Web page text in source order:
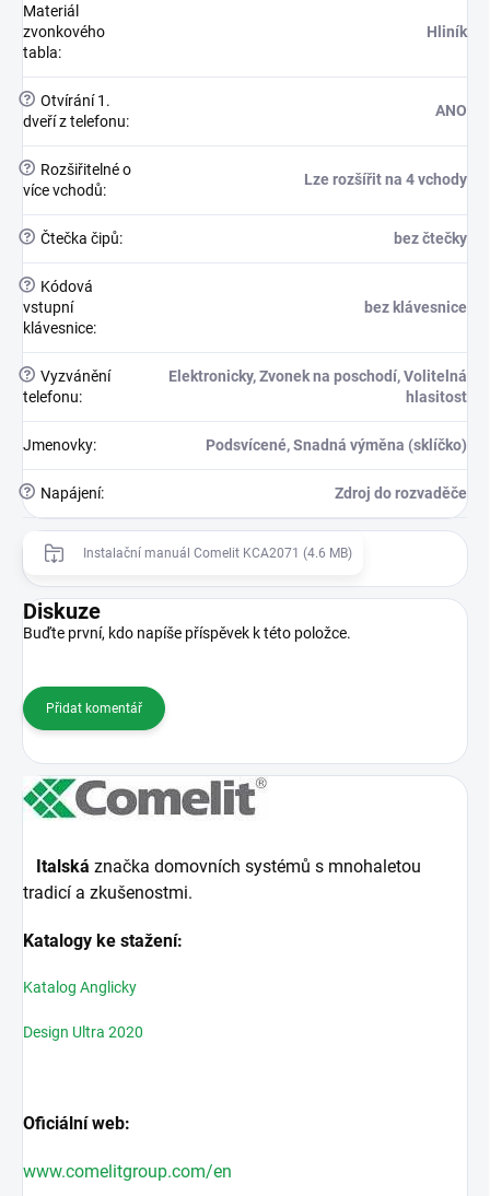
Materiál
zvonkového
tabla:
Hliník
? Otvírání 1.
dveří z telefonu:
ANO
?
Rozšiřitelné o
více vchodů:
Lze rozšířit na 4 vchody
? Čtečka čipů: bez čtečky
?
Kódová
vstupní
klávesnice:
bez klávesnice
? Vyzvánění
telefonu:
Elektronicky, Zvonek na poschodí, Volitelná
hlasitost
Jmenovky: Podsvícené, Snadná výměna (sklíčko)
? Napájení: Zdroj do rozvaděče
Instalační manuál Comelit KCA2071 (4.6 MB)
Diskuze
Buďte první, kdo napíše příspěvek k této položce.
Přidat komentář
Italská značka domovních systémů s mnohaletou
tradicí a zkušenostmi.
Katalogy ke stažení:
Katalog Anglicky
Design Ultra 2020
Oficiální web:
www.comelitgroup.com/en